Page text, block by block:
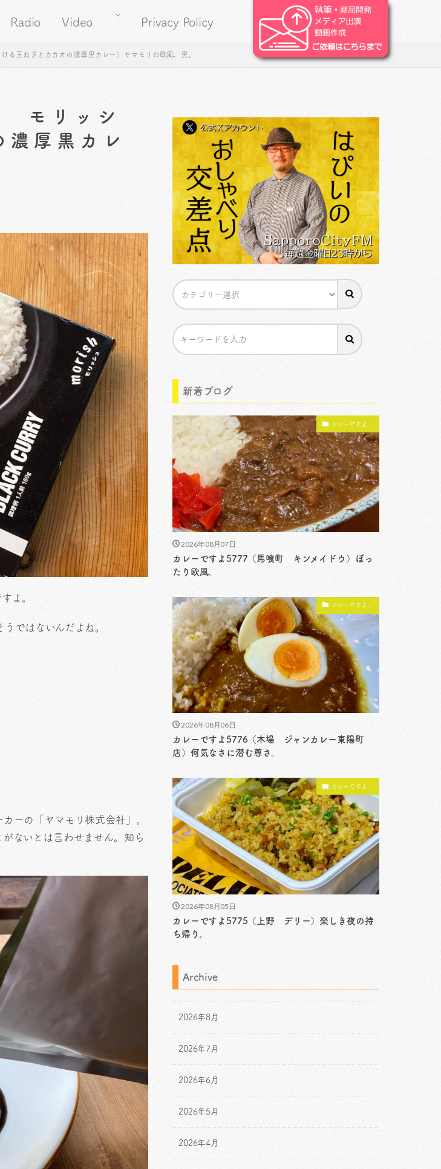
Radio Video Privacy Policy
玉ねぎとカカオの濃厚黒カレー）ヤマモリの欧風、黒。
モリッシ
厚黒カレ
よ。
ではないんだよね。
ーの「ヤマモリ株式会社」。
ないとは言わせません。知ら
新着ブログ
カレーですよ。
2026年08月07日
カレーですよ5777（馬喰町 キンメイドウ）ぽっ
たり欧風。
カレーですよ。
2026年08月06日
カレーですよ5776（木場 ジャンカレー東陽町
店）何気なさに潜む尊さ。
カレーですよ。
2026年08月05日
カレーですよ5775（上野 デリー）楽しき夜の持
ち帰り。
Archive
2026年8月
2026年7月
2026年6月
2026年5月
2026年4月